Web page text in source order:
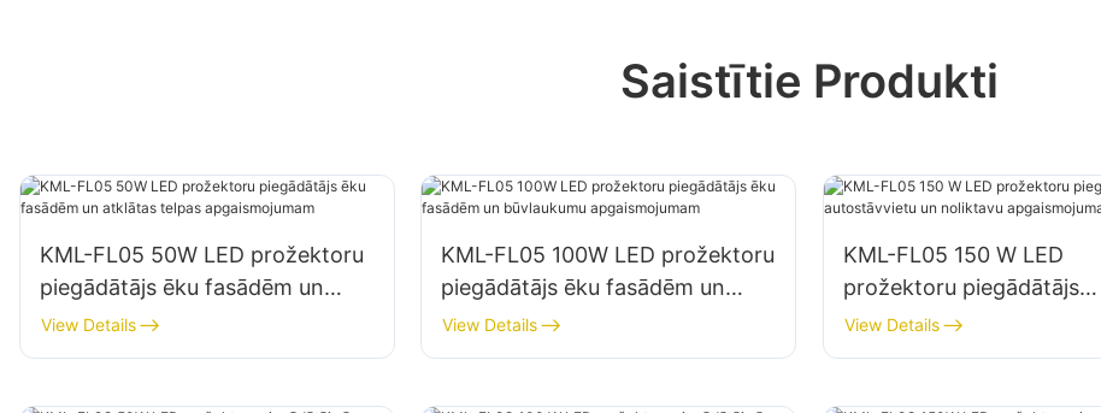
Saistītie Produkti
KML-FL05 50W LED prožektoru
piegādātājs ēku fasādēm un
atklātas telpas apgaismojumam
View Details
KML-FL05 100W LED prožektoru
piegādātājs ēku fasādēm un
būvlaukumu apgaismojumam
View Details
KML-FL05 150 W LED
prožektoru piegādātājs
autostāvvietu un noliktavu
apgaismojumam
View Details